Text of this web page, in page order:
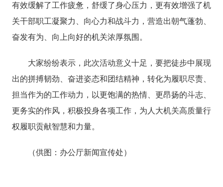
有效缓解了工作疲惫，舒缓了身心压力，更有效增强了机
关干部职工凝聚力、向心力和战斗力，营造出朝气蓬勃、
奋发有为、向上向好的机关浓厚氛围。
大家纷纷表示，此次活动意义十足，要把徒步中展现
出的拼搏韧劲、奋进姿态和团结精神，转化为履职尽责、
担当作为的工作动力，以更饱满的热情、更昂扬的斗志、
更务实的作风，积极投身各项工作，为人大机关高质量行
权履职贡献智慧和力量。
（供图：办公厅新闻宣传处）